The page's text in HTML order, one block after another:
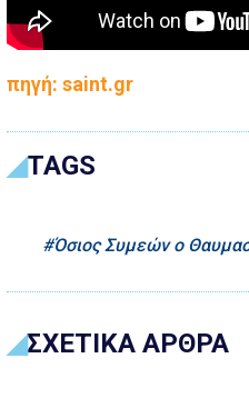
πηγή: saint.gr
TAGS
Όσιος Συμεών ο
ΣΧΕΤΙΚΑ ΑΡΘΡΑ